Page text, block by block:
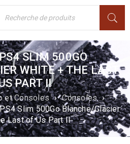
SLIM 500GO
WHITE + THE LAST
PART II
et Consoles › Consoles ›
Slim 500Go Blanche/Glacier
Last of Us Part II